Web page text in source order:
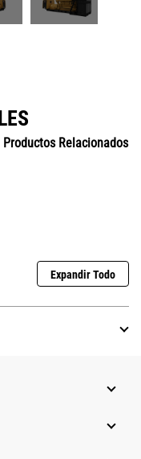
Relacionados
Expandir Todo